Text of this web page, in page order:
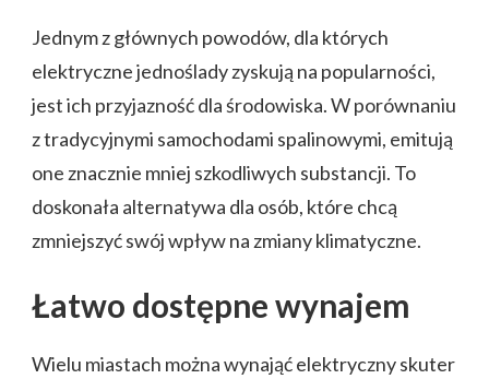
Jednym z głównych powodów, dla których
elektryczne jednoślady zyskują na popularności,
jest ich przyjazność dla środowiska. W porównaniu
z tradycyjnymi samochodami spalinowymi, emitują
one znacznie mniej szkodliwych substancji. To
doskonała alternatywa dla osób, które chcą
zmniejszyć swój wpływ na zmiany klimatyczne.
Łatwo dostępne wynajem
Wielu miastach można wynająć elektryczny skuter